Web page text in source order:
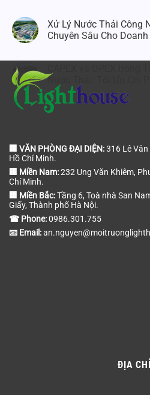
Xử Lý Nước Thải Công
Chuyên Sâu Cho
Nước Thải: Tối Ưu Chi
🏢 VĂN PHÒNG ĐẠI DIỆN:316 Lê Văn
Hồ Chí Minh.
🏢 Miền Nam:232 Ung Văn Khiêm,
Chí Minh.
🏢 Miền Bắc:Tầng 6, Toà nhà San
Giấy, Thành phố Hà Nội.
☎ Phone:0986.301.755
📧 Email:
ĐỊA CHỈ